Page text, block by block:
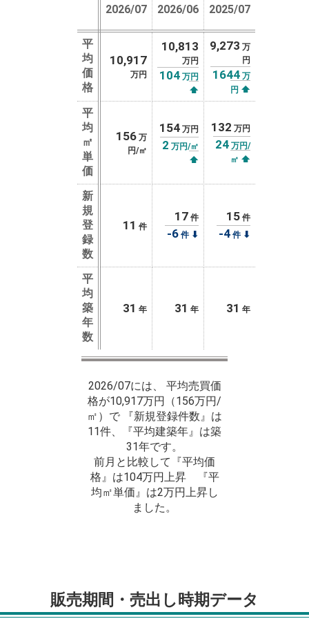
2026/07 2026/06 2025/07
平
均
価
格
10,917
万円
10,813
万円
104 万円
⬆
9,273 万
円
1644 万
円 ⬆
平
均
㎡
単
価
156 万
円/㎡
154 万円
2 万円/㎡
⬆
132 万円
24 万円/
㎡ ⬆
新
規
登
録
数
11 件
17 件
-6 件⬇
15 件
-4 件⬇
平
均
築
年
数
31 年 31 年 31 年
2026/07には、 平均売買価
格が10,917万円（156万円/
㎡）で 『新規登録件数』は
11件、『平均建築年』は築
31年です。
前月と比較して『平均価
格』は104万円上昇 『平
均㎡単価』は2万円上昇し
ました。
販売期間・売出し時期データ